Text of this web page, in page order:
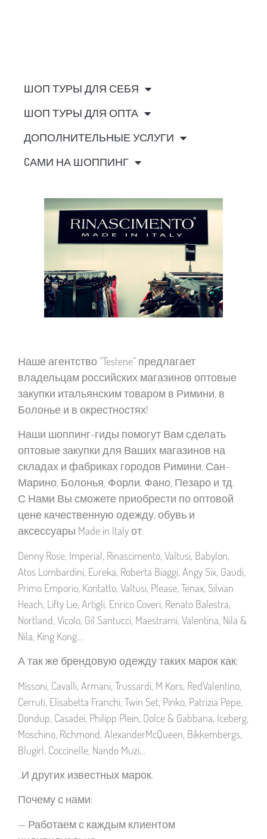
Наше агентство “Testene” предлагает
владельцам российских магазинов оптовые
закупки итальянским товаром в Римини, в
Болонье и в окрестностях!
Наши шоппинг-гиды помогут Вам сделать
оптовые закупки для Ваших магазинов на
складах и фабриках городов Римини, Сан-
Марино, Болонья, Форли, Фано, Пезаро и тд.
С Нами Вы сможете приобрести по оптовой
цене качественную одежду, обувь и
аксессуары Made in Italy от:
Denny Rose, Imperial, Rinascimento, Valtusi, Babylon,
Atos Lombardini, Eureka, Roberta Biaggi, Angy Six, Gaudi,
Primo Emporio, Kontatto, Valtusi, Please, Tenax, Silvian
Heach, Lifty Lie, Artigli, Enrico Coveri, Renato Balestra,
Nortland, Vicolo, Gil Santucci, Maestrami, Valentina, Nila &
Nila, King Kong…
А так же брендовую одежду таких марок как:
Missoni, Cavalli, Armani, Trussardi, M Kors, RedValentino,
Cerruti, Elisabetta Franchi, Twin Set, Pinko, Patrizia Pepe,
Dondup, Casadei, Philipp Plein, Dolce & Gabbana, Iceberg,
Moschino, Richmond, AlexanderMcQueen, Bikkembergs,
Blugirl, Coccinelle, Nando Muzi…
..И других известных марок.
Почему с нами:
— Работаем с каждым клиентом
ШОП ТУРЫ ДЛЯ СЕБЯ
ШОП ТУРЫ ДЛЯ ОПТА
ДОПОЛНИТЕЛЬНЫЕ УСЛУГИ
CАМИ НА ШОППИНГ